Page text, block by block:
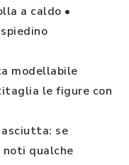
a caldo •
modellabile
le figure con
se
noti qualche